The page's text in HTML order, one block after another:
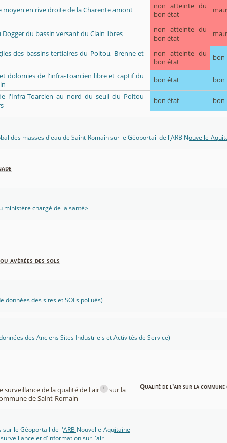
moyen en rive droite de la Charente amont
non atteinte du
bon état
Dogger du bassin versant du Clain libres
non atteinte du
bon état
des bassins tertiaires du Poitou, Brenne et
non atteinte du
bon état
bon
et dolomies de l'infra-Toarcien libre et captif du
bon état
bon
l'Infra-Toarcien au nord du seuil du Poitou
bon état bon
des masses d'eau de Saint-Romain sur le Géoportail de l'ARB Nouvelle-
ministère chargé de la santé>
avérées des sols
données des sites et SOLs pollués)
des Anciens Sites Industriels et Activités de Service)
surveillance de la qualité de l'air i
sur la
de Saint-Romain
Qualité de l'air sur la commune
sur le Géoportail de l'ARB Nouvelle-Aquitaine
surveillance et d'information sur l'air